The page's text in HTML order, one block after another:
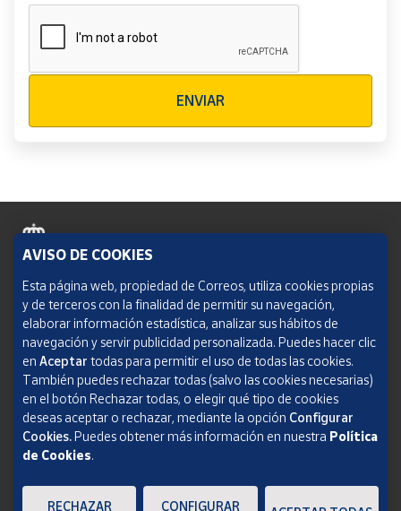
ENVIAR
Política de cookies
Aviso legal
Condiciones del servicio
Política de Privacidad Web
Informe de transparencia
SOCIEDAD ESTATAL CORREOS Y TELÉGRAFOS, S.A., S.M.E. Todos los derechos
AVISO DE COOKIES
Esta página web, propiedad de Correos, utiliza cookies propias
y de terceros con la finalidad de permitir su navegación,
elaborar información estadística, analizar sus hábitos de
navegación y servir publicidad personalizada. Puedes hacer clic
en Aceptar todas para permitir el uso de todas las cookies.
También puedes rechazar todas (salvo las cookies necesarias)
en el botón Rechazar todas, o elegir qué tipo de cookies
deseas aceptar o rechazar, mediante la opción Configurar
Cookies.Puedes obtener más información en nuestra Política
de Cookies.
RECHAZAR CONFIGURAR